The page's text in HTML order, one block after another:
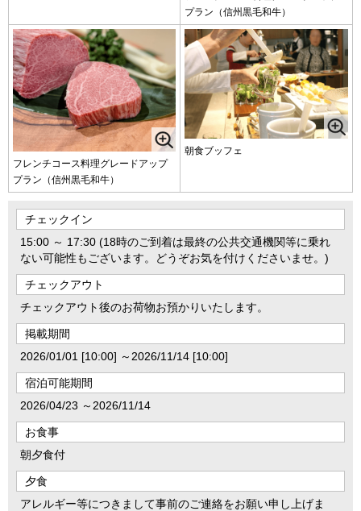
プラン（信州黒毛和牛）
フレンチコース料理グレードアップ
プラン（信州黒毛和牛）
朝食ブッフェ
チェックイン
15:00 ～ 17:30 (18時のご到着は最終の公共交通機関等に乗れ
ない可能性もございます。どうぞお気を付けくださいませ。)
チェックアウト
チェックアウト後のお荷物お預かりいたします。
掲載期間
2026/01/01 [10:00] ～2026/11/14 [10:00]
宿泊可能期間
2026/04/23 ～2026/11/14
お食事
朝夕食付
夕食
アレルギー等につきまして事前のご連絡をお願い申し上げま